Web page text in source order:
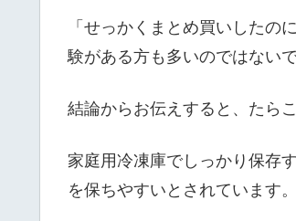
「せっかくまとめ買いしたの
験がある方も多いのではないで
結論からお伝えすると、たら
家庭用冷凍庫でしっかり保存
を保ちやすいとされています。